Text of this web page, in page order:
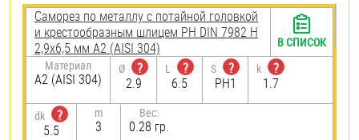
Саморез по металлу с потайной головкой
и крестообразным шлицем PH DIN 7982 H
2,9х6,5 мм А2 (AISI 304)
Материал
А2 (AISI 304)
Ø
?
2.9
L
?
6.5
S
?
PH1
k
?
1.7
dk
?
5.5
m
3
Вес:
0.28 гр.
В СПИСОК